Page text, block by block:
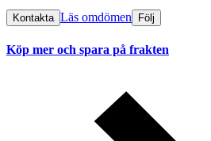
Kontakta Läs omdömen Följ
Köp mer och spara på frakten